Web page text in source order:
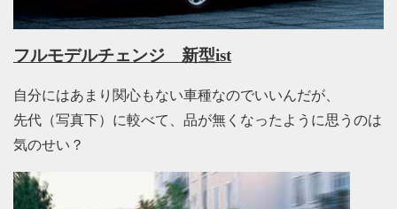
フルモデルチェンジ 新型ist
自分にはあまり関心もない車種なのでいいんだが、
先代（写真下）に較べて、品が無くなったように思うのは
気のせい？